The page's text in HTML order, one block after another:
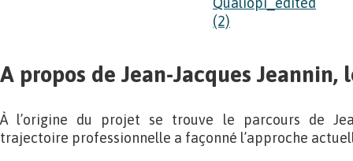
A propos de Jean-Jacques
À l’origine du projet se trouve le parcours de
trajectoire professionnelle a façonné l’approche